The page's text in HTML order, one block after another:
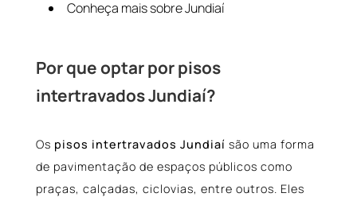
Conheça mais sobre Jundiaí
Por que optar por pisos
intertravados Jundiaí?
Os pisos intertravados Jundiaí são uma forma
de pavimentação de espaços públicos como
praças, calçadas, ciclovias, entre outros. Eles